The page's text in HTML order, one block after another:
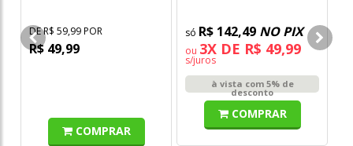
DE R$ 59,99 POR
R$ 49,99
COMPRAR
R$ 142,49 NO PIX
ou 3X DE R$ 49,99
s/juros
à vista com 5% de
desconto
COMPRAR